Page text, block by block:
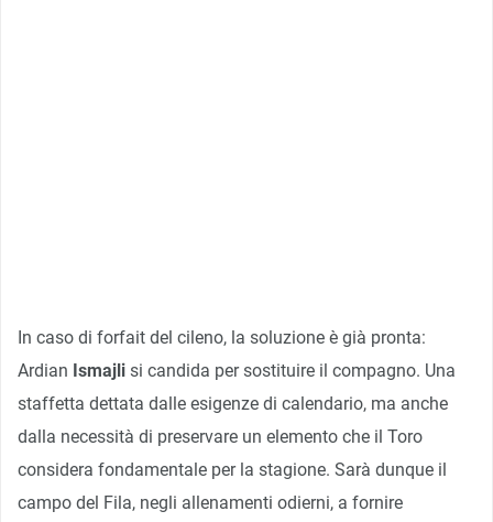
In caso di forfait del cileno, la soluzione è già pronta:
Ardian Ismajli si candida per sostituire il compagno. Una
staffetta dettata dalle esigenze di calendario, ma anche
dalla necessità di preservare un elemento che il Toro
considera fondamentale per la stagione. Sarà dunque il
campo del Fila, negli allenamenti odierni, a fornire